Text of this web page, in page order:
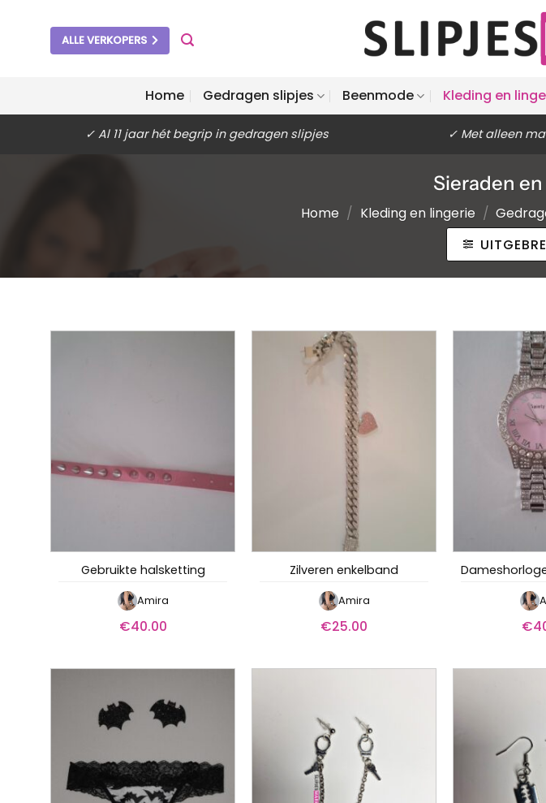
ALLE VERKOPERS
Home Gedragen slipjes Beenmode Kleding en
✓ Al 11 jaar hét begrip in gedragen slipjes ✓ Met alleen
Sieraden
Home / Kleding en lingerie /
Gebruikte halsketting
Amira
€40.00
Zilveren enkelband
Amira
€25.00 €